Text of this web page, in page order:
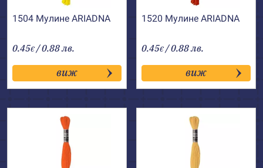
1504 Мулине АRIADNA
0.45€ / 0.88 лв.
виж
1520 Мулине АRIADNA
0.45€ / 0.88 лв.
виж